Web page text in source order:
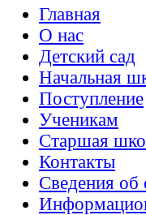
Главная
О нас
Детский сад
Начальная
Поступление
Ученикам
Старшая
Контакты
Сведения об